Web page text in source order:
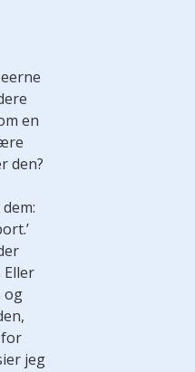
en
den?
og
for
jeg